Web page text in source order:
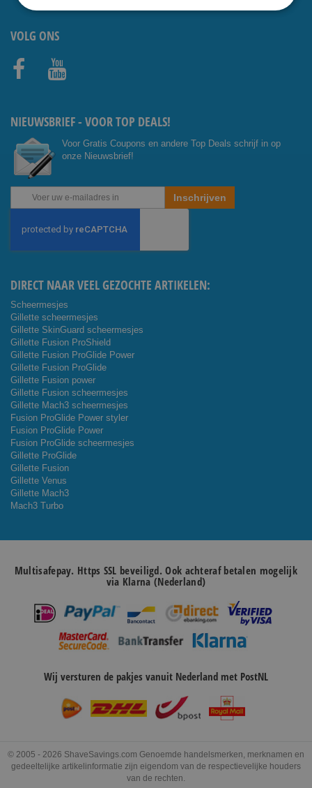
VOLG ONS
NIEUWSBRIEF - VOOR TOP DEALS!
Voor Gratis Coupons en andere Top Deals schrijf in op
onze Nieuwsbrief!
Abonneer
onze
Inschrijven
DIRECT NAAR VEEL GEZOCHTE ARTIKELEN:
Scheermesjes
Gillette scheermesjes
Gillette SkinGuard scheermesjes
Gillette Fusion ProShield
Gillette Fusion ProGlide Power
Gillette Fusion ProGlide
Gillette Fusion power
Gillette Fusion scheermesjes
Gillette Mach3 scheermesjes
Fusion ProGlide Power styler
Fusion ProGlide Power
Fusion ProGlide scheermesjes
Gillette ProGlide
Gillette Fusion
Gillette Venus
Gillette Mach3
Mach3 Turbo
Multisafepay. Https SSL beveiligd. Ook achteraf betalen mogelijk
via Klarna (Nederland)
Wij versturen de pakjes vanuit Nederland met PostNL
© 2005 - 2026 ShaveSavings.com Genoemde handelsmerken, merknamen en
gedeeltelijke artikelinformatie zijn eigendom van de respectievelijke houders
van de rechten.